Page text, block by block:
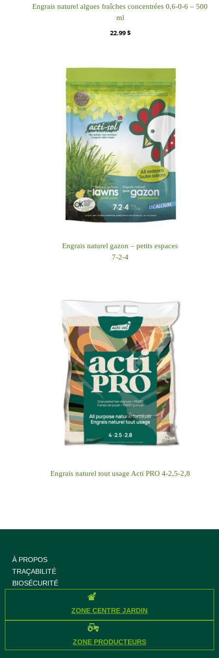
Engrais naturel algues fraîches concentrées 0,6-0-6 – 500
ml
22.99$
Engrais naturel gazon – petits espaces
7-2-4
Engrais naturel tout usage Acti PRO 4-2,5-2,8
À PROPOS
TRAÇABILITÉ
BIOSÉCURITÉ
ZONE CENTRE JARDIN
ZONE PRODUCTEURS